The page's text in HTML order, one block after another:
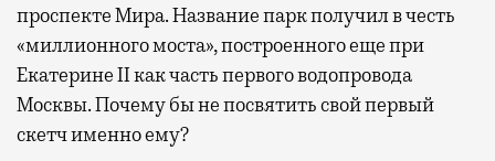
проспекте Мира. Название парк получил в честь
«миллионного моста», построенного еще при
Екатерине II как часть первого водопровода
Москвы. Почему бы не посвятить свой первый
скетч именно ему?